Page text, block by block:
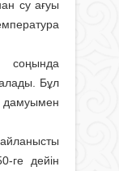
су ағуы
Бұл
дамуымен
ге дейін